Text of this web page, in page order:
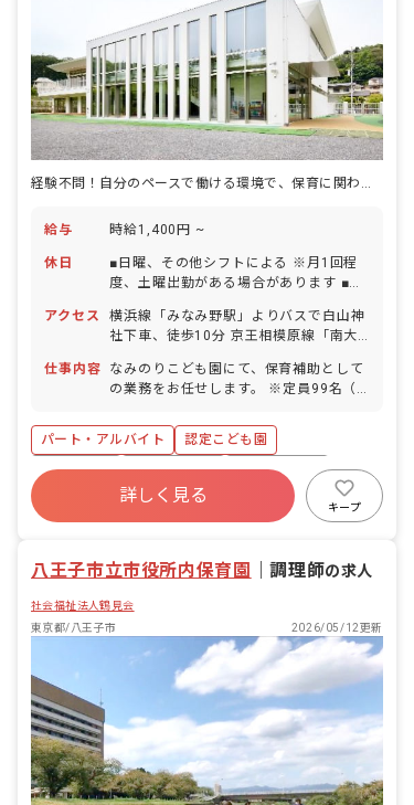
経験不問！自分のペースで働ける環境で、保育に関わりませんか？
給与 時給1,400円 ~
休日
■日曜、その他シフトによる ※月1回程
度、土曜出勤がある場合があります ■祝
1/3） ■産前産後・育児休暇（育児休暇
の取得実績あり） ■介護・看護休暇（看
護休暇の取得実績あり）
アクセス
横浜線「みなみ野駅」よりバスで白山神
社下車、徒歩10分 京王相模原線「南大
り車で8分 ■マイカー通勤可（駐車場あ
り：月3,000円～6,000円※車通勤の方
と同等に支給）
仕事内容
なみのりこども園にて、保育補助として
の業務をお任せします。 ※定員99名（0
保育教諭の補助 ・給食、離乳食、おやつ
の食事介助 ・おむつ交換 ・清掃 ・連絡
手帳の記入
パート・アルバイト
認定こども園
残業少なめ
昇給昇進あり
産休育休制度
社会福祉法人
車通勤可
詳しく見る
キープ
八王子市立市役所内保育園 ｜調理師の求人
社会福祉法人鶴見会
東京都/八王子市
2026/05/12更新